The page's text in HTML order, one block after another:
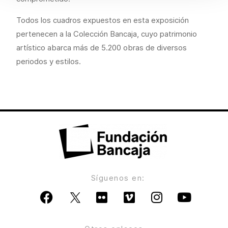
Todos los cuadros expuestos en esta exposición
pertenecen a la Colección Bancaja, cuyo patrimonio
artístico abarca más de 5.200 obras de diversos
periodos y estilos.
Síguenos en: